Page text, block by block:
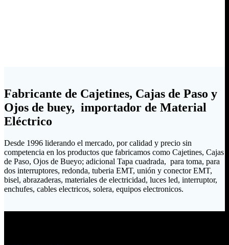
Fabricante de Cajetines, Cajas de Paso y
Ojos de buey, importador de Material
Eléctrico
Desde 1996 liderando el mercado, por calidad y precio sin
competencia en los productos que fabricamos como Cajetines, Cajas
de Paso, Ojos de Bueyo; adicional Tapa cuadrada, para toma, para
dos interruptores, redonda, tuberia EMT, unión y conector EMT,
bisel, abrazaderas, materiales de electricidad, luces led, interruptor,
enchufes, cables electricos, solera, equipos electronicos.